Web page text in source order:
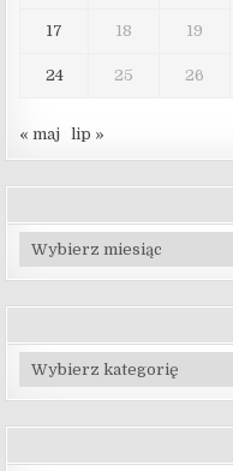
17 18 19
24 25 26
« maj lip »
Archiwa
Kategorie